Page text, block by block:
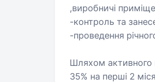
,виробничі
-контроль та
-проведення
Шляхом активного
35% на перші 2